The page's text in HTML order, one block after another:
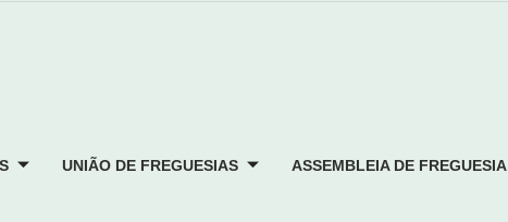
UNIÃO DE FREGUESIAS ASSEMBLEIA DE FREGUESIA